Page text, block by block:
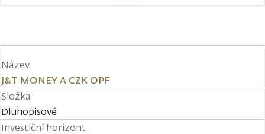
Název
J&T MONEY A CZK OPF
Složka
Dluhopisové
Investiční horizont